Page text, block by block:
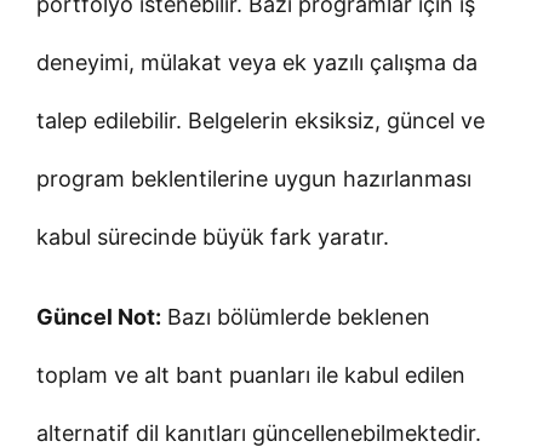
deneyimi, mülakat veya ek yazılı çalışma da
talep edilebilir. Belgelerin eksiksiz, güncel ve
program beklentilerine uygun hazırlanması
kabul sürecinde büyük fark yaratır.
Güncel Not: Bazı bölümlerde beklenen
toplam ve alt bant puanları ile kabul edilen
alternatif dil kanıtları güncellenebilmektedir.